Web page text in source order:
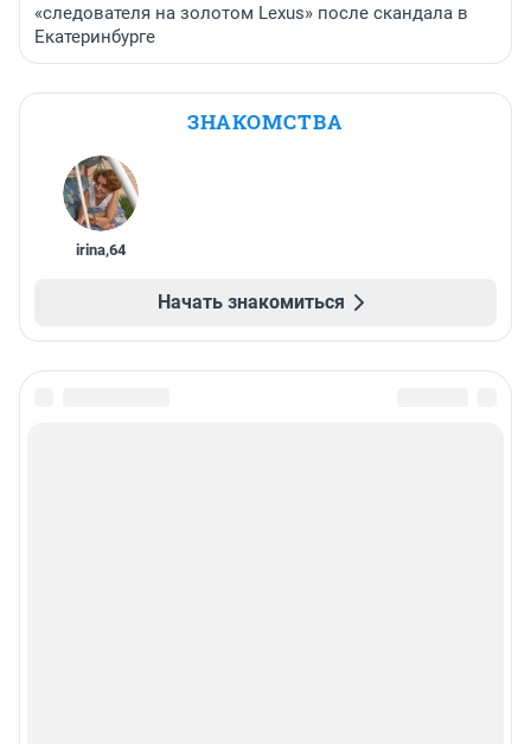
«следователя на золотом Lexus» после скандала в
Екатеринбурге
ЗНАКОМСТВА
irina,64
Начать знакомиться